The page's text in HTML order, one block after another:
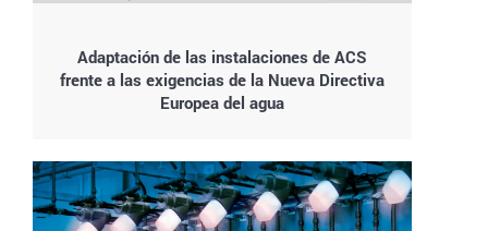
Adaptación de las instalaciones de ACS
frente a las exigencias de la Nueva Directiva
Europea del agua